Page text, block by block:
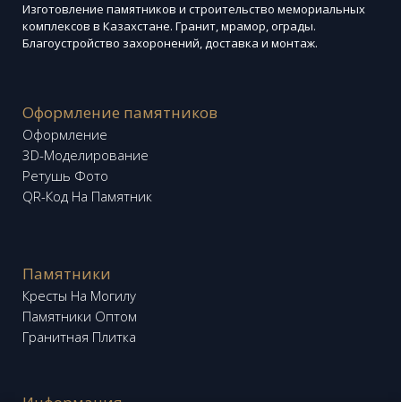
Изготовление памятников и строительство мемориальных
комплексов в Казахстане. Гранит, мрамор, ограды.
Благоустройство захоронений, доставка и монтаж.
Оформление памятников
Оформление
3D-Моделирование
Ретушь Фото
QR-Код На Памятник
Памятники
Кресты На Могилу
Памятники Оптом
Гранитная Плитка